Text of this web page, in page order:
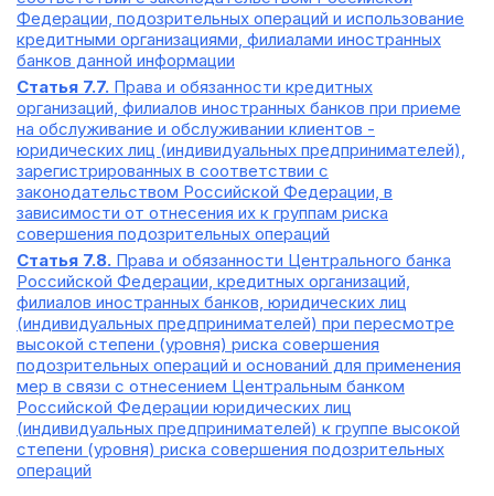
Федерации, подозрительных операций и использование
кредитными организациями, филиалами иностранных
банков данной информации
Статья 7.7. Права и обязанности кредитных
организаций, филиалов иностранных банков при приеме
на обслуживание и обслуживании клиентов -
юридических лиц (индивидуальных предпринимателей),
зарегистрированных в соответствии с
законодательством Российской Федерации, в
зависимости от отнесения их к группам риска
совершения подозрительных операций
Статья 7.8. Права и обязанности Центрального банка
Российской Федерации, кредитных организаций,
филиалов иностранных банков, юридических лиц
(индивидуальных предпринимателей) при пересмотре
высокой степени (уровня) риска совершения
подозрительных операций и оснований для применения
мер в связи с отнесением Центральным банком
Российской Федерации юридических лиц
(индивидуальных предпринимателей) к группе высокой
степени (уровня) риска совершения подозрительных
операций